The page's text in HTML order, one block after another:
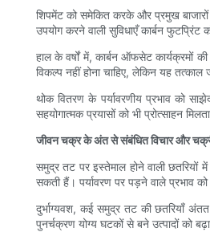
शिपमेंट को समेकित करके और प्रमुख
उपयोग करने वाली सुविधाएँ कार्बन
हाल के वर्षों में, कार्बन ऑफसेट कार्यक्रमों
विकल्प नहीं होना चाहिए, लेकिन यह
थोक वितरण के पर्यावरणीय प्रभाव को
सहयोगात्मक प्रयासों को भी प्रोत्साहन
जीवन चक्र के अंत से संबंधित विचार और
समुद्र तट पर इस्तेमाल होने वाली
सकती हैं। पर्यावरण पर पड़ने वाले प्रभाव
दुर्भाग्यवश, कई समुद्र तट की छतरियाँ
पुनर्चक्रण योग्य घटकों से बने उत्पादों को